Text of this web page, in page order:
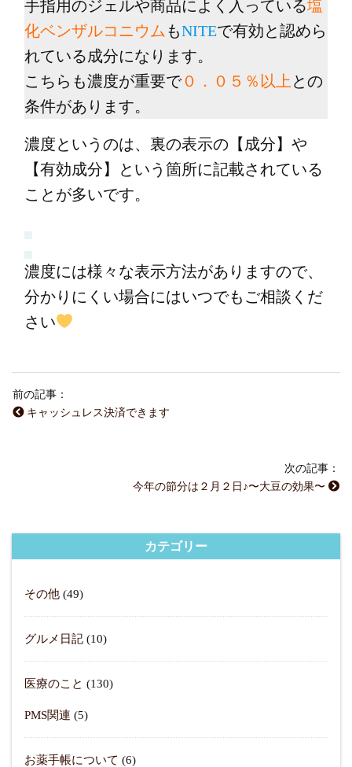
手指用のジェルや商品によく入っている塩
化ベンザルコニウム もNITEで有効と認めら
れている成分になります。
こちらも濃度が重要で０．０５％以上 との
条件があります。
濃度というのは、裏の表示の【成分】や
【有効成分】という箇所に記載されている
ことが多いです。
濃度には様々な表示方法がありますので、
分かりにくい場合にはいつでもご相談くだ
さい
前の記事：
キャッシュレス決済できます
次の記事：
今年の節分は２月２日♪〜大豆の効果〜
カテゴリー
その他 (49)
グルメ日記 (10)
医療のこと (130)
PMS関連 (5)
お薬手帳について (6)